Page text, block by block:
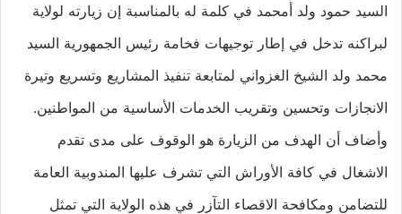
السيد حمود ولد أمحمد في كلمة له بالمناسبة إن زيارته لولاية
لبراكنه تدخل في إطار توجيهات فخامة رئيس الجمهورية السيد
محمد ولد الشيخ الغزواني لمتابعة تنفيذ المشاريع وتسريع وتيرة
الانجازات وتحسين وتقريب الخدمات الأساسية من المواطنين.
وأضاف أن الهدف من الزيارة هو الوقوف على مدى تقدم
الاشغال في كافة الأوراش التي تشرف عليها المندوبية العامة
للتضامن ومكافحة الاقصاء التآزر في هذه الولاية التي تمثل